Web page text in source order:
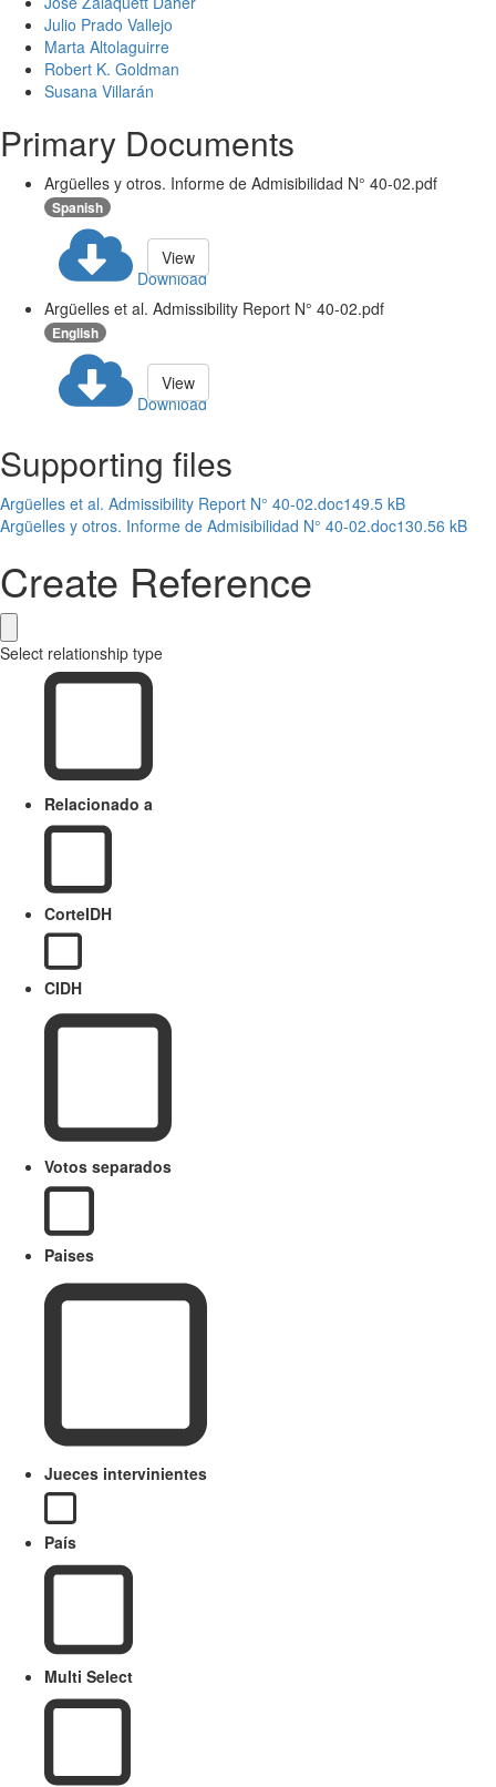
Julio Prado Vallejo
Marta Altolaguirre
Robert K. Goldman
Susana Villarán
Primary Documents
Argüelles y otros. Informe de Admisibilidad N° 40-02.pdf
Spanish
Download
View
Argüelles et al. Admissibility Report N° 40-02.pdf
English
Download
View
Supporting files
Argüelles et al. Admissibility Report N° 40-02.doc149.5 kB
Argüelles y otros. Informe de Admisibilidad N° 40-02.doc130.56 kB
Create Reference
Select relationship type
Relacionado a
CorteIDH
CIDH
Votos separados
Paises
Jueces intervinientes
País
Multi Select